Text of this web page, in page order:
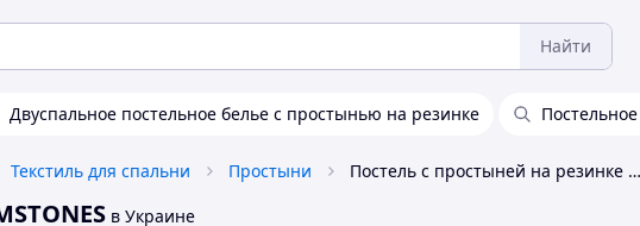
Найти
Двуспальное постельное белье с простынью на резинке
Текстиль для спальни Простыни Постель с простыней на резинке GEMSTONES
в Украине